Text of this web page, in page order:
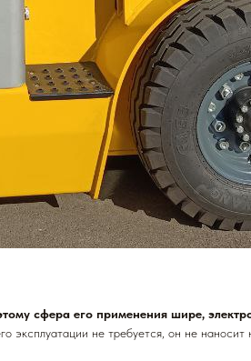
сфера его применения шире,
эксплуатации не требуется, он не